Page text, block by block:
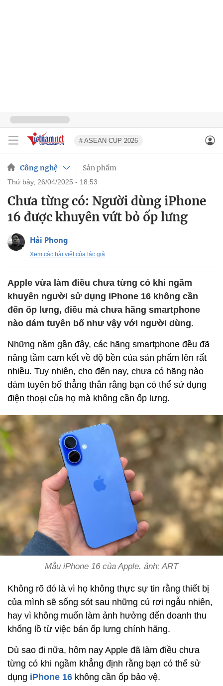
# ASEAN CUP 2026
Công nghệ Sản phẩm
thứ bảy, 26/04/2025 - 18:53
Chưa từng có: Người dùng iPhone
16 được khuyên vứt bỏ ốp lưng
Hải Phong
Xem các bài viết của tác giả
Apple vừa làm điều chưa từng có khi ngầm
khuyên người sử dụng iPhone 16 không cần
đến ốp lưng, điều mà chưa hãng smartphone
nào dám tuyên bố như vậy với người dùng.
Những năm gần đây, các hãng smartphone đều đã
nâng tầm cam kết về độ bền của sản phẩm lên rất
nhiều. Tuy nhiên, cho đến nay, chưa có hãng nào
dám tuyên bố thẳng thắn rằng bạn có thể sử dụng
điện thoại của họ mà không cần ốp lưng.
Mẫu iPhone 16 của Apple. ảnh: ART
Không rõ đó là vì họ không thực sự tin rằng thiết bị
của mình sẽ sống sót sau những cú rơi ngẫu nhiên,
hay vì không muốn làm ảnh hưởng đến doanh thu
khổng lồ từ việc bán ốp lưng chính hãng.
Dù sao đi nữa, hôm nay Apple đã làm điều chưa
từng có khi ngầm khẳng định rằng bạn có thể sử
dụng iPhone 16 không cần ốp bảo vệ.